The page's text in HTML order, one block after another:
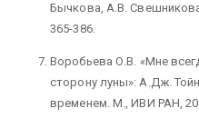
Бычкова, А.В.
365-386.
Воробьева О.В. «Мне
сторону луны»: А.Дж.
временем. М., ИВИ РАН,